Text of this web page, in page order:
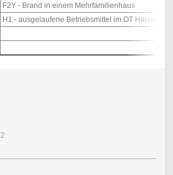
F2Y - Brand in einem Mehrfamilienhaus
H1 - ausgelaufene Betriebsmittel im OT Halsdorf